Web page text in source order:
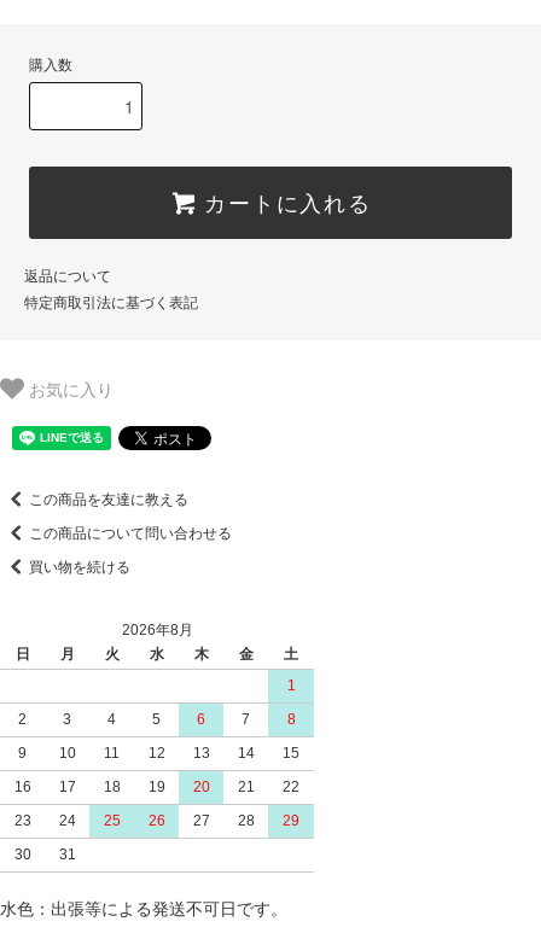
購入数
カートに入れる
返品について
特定商取引法に基づく表記
お気に入り
この商品を友達に教える
この商品について問い合わせる
買い物を続ける
2026年8月
日
月 火 水 木 金
土
1
2
3 4 5 6 7
8
9
10 11 12 13 14
15
16
17 18 19 20 21
22
23
24 25 26 27 28
29
30
31
水色：出張等による発送不可日です。